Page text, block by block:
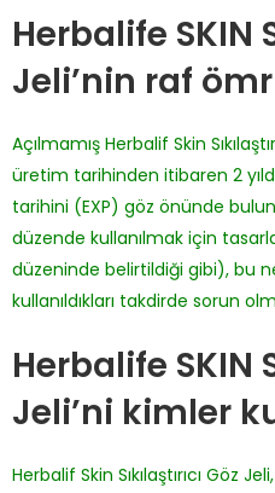
Herbalife SKIN
Jeli’nin raf
Açılmamış Herbalif Skin
üretim tarihinden itibaren 2
tarihini (EXP) göz önünde
düzende kullanılmak için
düzeninde belirtildiği gibi), bu
kullanıldıkları takdirde sorun
Herbalife SKIN
Jeli’ni kimler
Herbalif Skin Sıkılaştırıcı Göz